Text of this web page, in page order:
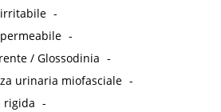
-
-
/ Glossodinia -
urinaria miofasciale -
rigida -